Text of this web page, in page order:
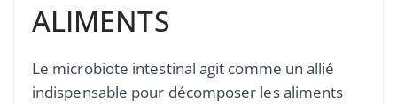
ALIMENTS
Le microbiote intestinal agit comme un allié
indispensable pour décomposer les aliments